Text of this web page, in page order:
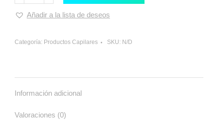
Añadir a la lista de deseos
Categoría: Productos Capilares SKU: N/D
Información adicional
Valoraciones (0)